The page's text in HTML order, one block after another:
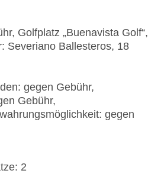
Golfplatz „Buenavista Golf“,
Severiano Ballesteros, 18
gegen Gebühr,
Gebühr,
gegen
2